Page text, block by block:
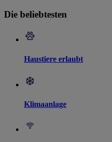
Die beliebtesten
Haustiere erlaubt
Klimaanlage